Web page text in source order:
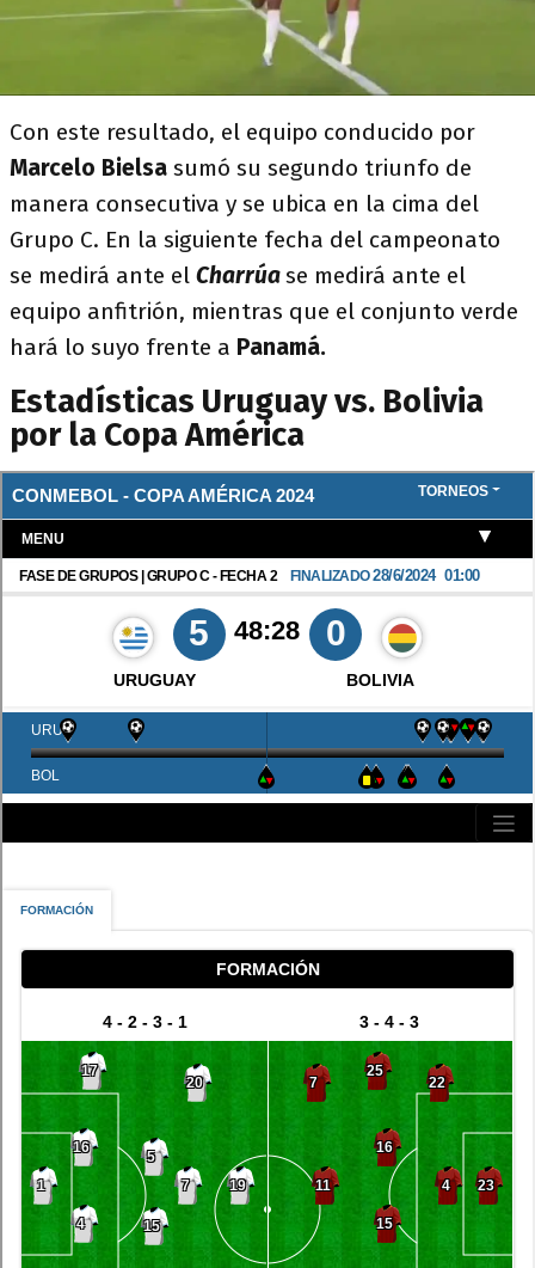
Con este resultado, el equipo conducido por
Marcelo Bielsa sumó su segundo triunfo de
manera consecutiva y se ubica en la cima del
Grupo C. En la siguiente fecha del campeonato
se medirá ante el Charrúase medirá ante el
equipo anfitrión, mientras que el conjunto verde
hará lo suyo frente a Panamá.
Estadísticas Uruguay vs. Bolivia
por la Copa América